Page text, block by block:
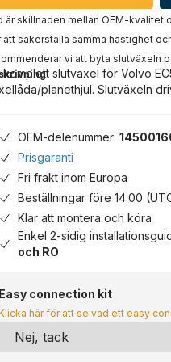
är skillnaden mellan OEM-kvalitet
att säkerställa samma hastighet
vi att byta slutväxeln
komplett slutväxel för Volvo
planethjul. Slutväxeln
OEM-delenummer:
Prisgaranti
Fri frakt inom Europa
Beställningar före 14:00
Klar att montera och köra
Enkel 2-sidig
och RO
Easy connection kit
här för att se vad ett easy